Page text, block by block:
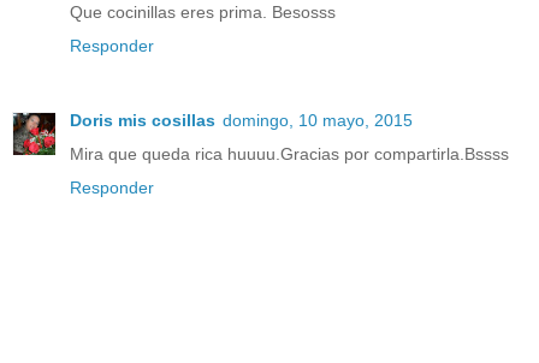
Que cocinillas eres prima. Besosss
Responder
Doris mis cosillas domingo, 10 mayo, 2015
Mira que queda rica huuuu.Gracias por compartirla.Bssss
Responder